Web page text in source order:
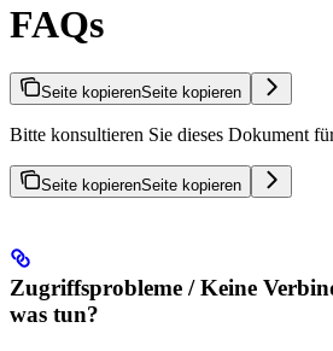
FAQs
Seite kopierenSeite kopieren
Bitte konsultieren Sie dieses Dokument
Seite kopierenSeite kopieren
Zugriffsprobleme / Keine
was tun?